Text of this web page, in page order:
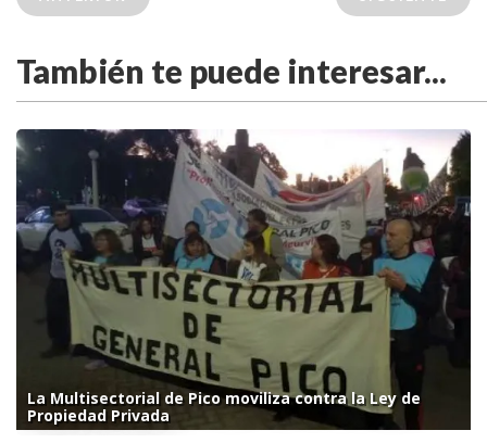
También te puede interesar...
La Multisectorial de Pico moviliza contra la Ley de
Propiedad Privada